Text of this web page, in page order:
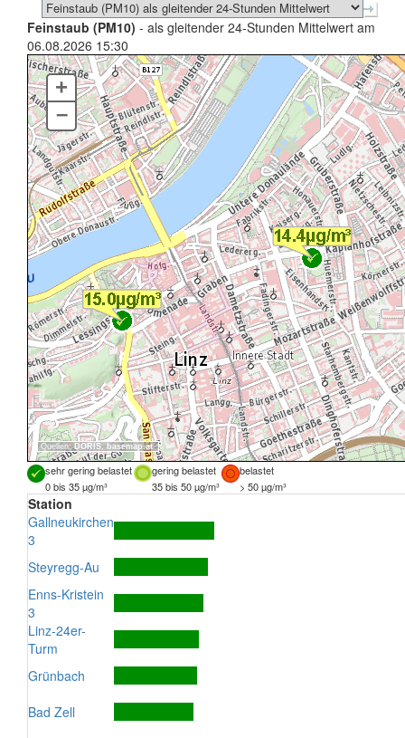
Feinstaub (PM10) - als gleitender 24-Stunden Mittelwert am
06.08.2026 15:30
Quellen:DORIS, basemap.at
+
–
sehr gering belastet gering belastet
belastet
0 bis 35 µg/m³
35 bis 50 µg/m³ > 50 µg/m³
Station
Gallneukirchen
3
Steyregg-Au
Enns-Kristein
3
Linz-24er-
Turm
Grünbach
Bad Zell